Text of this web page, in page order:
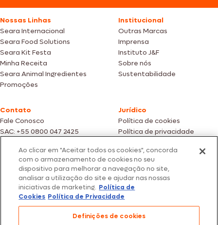
Nossas Linhas
Seara Internacional
Seara Food Solutions
Seara Kit Festa
Minha Receita
Seara Animal Ingredientes
Promoções
Institucional
Outras Marcas
Imprensa
Instituto J&F
Sobre nós
Sustentabilidade
Contato
Fale Conosco
SAC: +55 0800 047 2425
Jurídico
Política de cookies
Política de privacidade
Fotos meramente ilustrativas | Ofertas válidas enquanto durarem os
estoques dos nossos parceiros | Vendas sujeitas a análise e confirmação
de dados.
Os preços, promoções e condições de pagamento são válidos
exclusivamente para compras efetuadas em nossos parceiros.
Todos os produtos estão sujeitos a disponibilidade de estoque.
São Paulo/SP – CEP 05.118-100
Ao clicar em "Aceitar todos os cookies", concorda
com o armazenamento de cookies no seu
dispositivo para melhorar a navegação no site,
analisar a utilização do site e ajudar nas nossas
iniciativas de marketing. Política de
Cookies Política de Privacidade
Definições de cookies